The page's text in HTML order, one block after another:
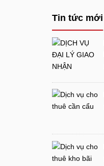
Tin tức mới